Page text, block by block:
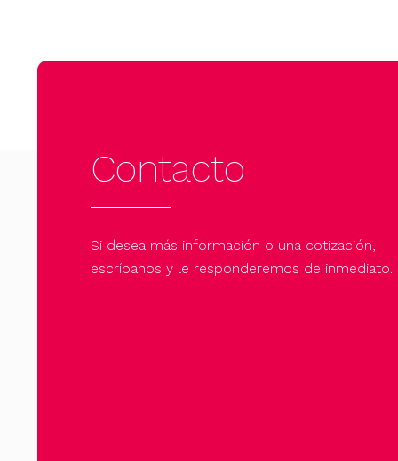
Contacto
Si desea más información o una cotización,
escríbanos y le responderemos de inmediato.